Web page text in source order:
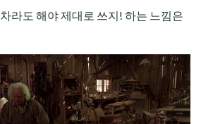
라도 해야 제대로 쓰지! 하는 느낌은